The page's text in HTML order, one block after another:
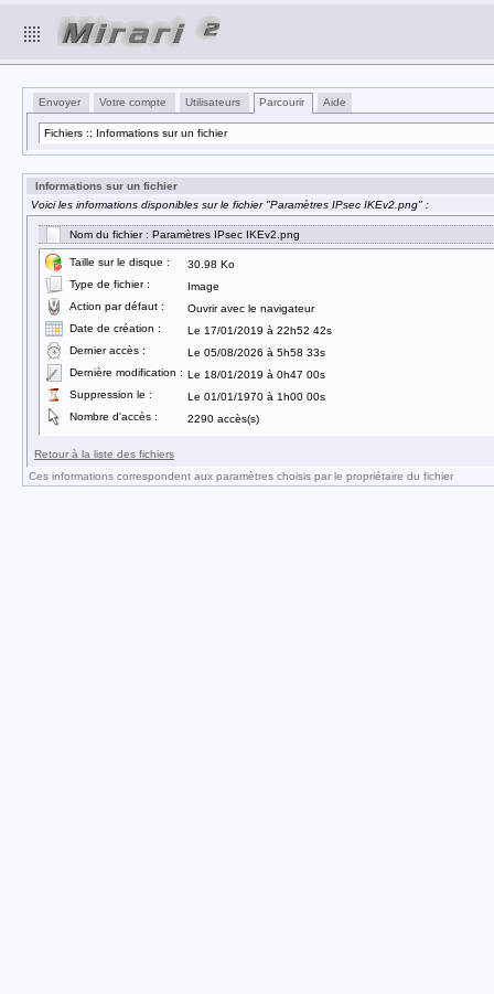
Envoyer Votre compte Utilisateurs Parcourir Aide
Fichiers :: Informations sur un fichier
Informations sur un fichier
Voici les informations disponibles sur le fichier "Paramètres IPsec IKEv2.png" :
Nom du fichier : Paramètres IPsec IKEv2.png
Taille sur le disque :
30.98 Ko
Type de fichier :
Image
Action par défaut :
Ouvrir avec le navigateur
Date de création :
Le 17/01/2019 à 22h52 42s
Dernier accès :
Le 05/08/2026 à 5h58 33s
Dernière modification : Le 18/01/2019 à 0h47 00s
Suppression le :
Le 01/01/1970 à 1h00 00s
Nombre d'accès :
2290 accès(s)
Retour à la liste des fichiers
Ces informations correspondent aux paramètres choisis par le propriétaire du fichier